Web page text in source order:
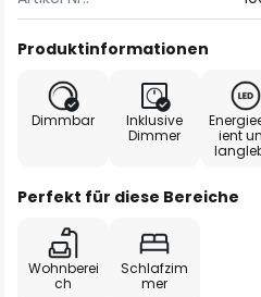
Produktinformationen
Dimmbar
Inklusive
Dimmer
ient
Perfekt für diese Bereiche
Wohnberei
ch
Schlafzim
mer